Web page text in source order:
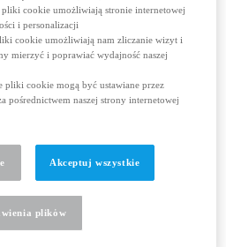
Configuration
proD
EPLAN dla szkół
pliki cookie umożliwiają stronie internetowej
i personalizacji
cookie umożliwiają nam zliczanie wizyt i
mierzyć i poprawiać wydajność naszej
pliki cookie mogą być ustawiane przez
pośrednictwem naszej strony internetowej
Akceptuj wszystkie
plikὀw